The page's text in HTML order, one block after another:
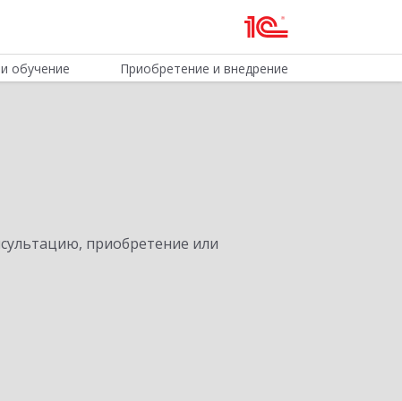
обучение Приобретение и внедрение
приобретение или